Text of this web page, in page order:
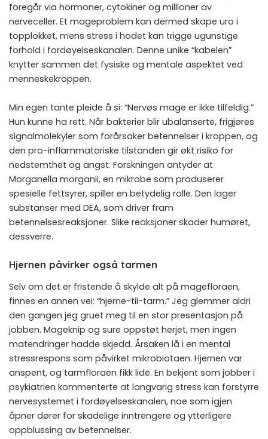
foregår via hormoner, cytokiner og millioner av
nerveceller. Et mageproblem kan dermed skape uro i
topplokket, mens stress i hodet kan trigge ugunstige
forhold i fordøyelseskanalen. Denne unike “kabelen”
knytter sammen det fysiske og mentale aspektet ved
menneskekroppen.
Min egen tante pleide å si: “Nervøs mage er ikke tilfeldig.”
Hun kunne ha rett. Når bakterier blir ubalanserte, frigjøres
signalmolekyler som forårsaker betennelser i kroppen, og
den pro-inflammatoriske tilstanden gir økt risiko for
nedstemthet og angst. Forskningen antyder at
Morganella morganii, en mikrobe som produserer
spesielle fettsyrer, spiller en betydelig rolle. Den lager
substanser med DEA, som driver fram
betennelsesreaksjoner. Slike reaksjoner skader humøret,
dessverre.
Hjernen påvirker også tarmen
Selv om det er fristende å skylde alt på magefloraen,
finnes en annen vei: “hjerne-til-tarm.” Jeg glemmer aldri
den gangen jeg gruet meg til en stor presentasjon på
jobben. Mageknip og sure oppstøt herjet, men ingen
matendringer hadde skjedd. Årsaken lå i en mental
stressrespons som påvirket mikrobiotaen. Hjernen var
anspent, og tarmfloraen fikk lide. En bekjent som jobber i
psykiatrien kommenterte at langvarig stress kan forstyrre
nervesystemet i fordøyelseskanalen, noe som igjen
åpner dører for skadelige inntrengere og ytterligere
oppblussing av betennelser.